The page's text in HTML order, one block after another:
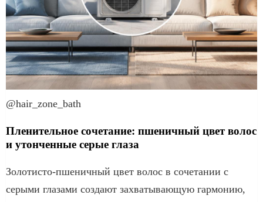
@hair_zone_bath
Пленительное сочетание: пшеничный цвет волос
и утонченные серые глаза
Золотисто-пшеничный цвет волос в сочетании с
серыми глазами создают захватывающую гармонию,